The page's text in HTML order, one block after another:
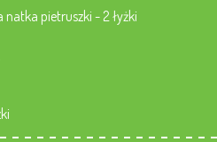
pietruszki - 2 łyżki